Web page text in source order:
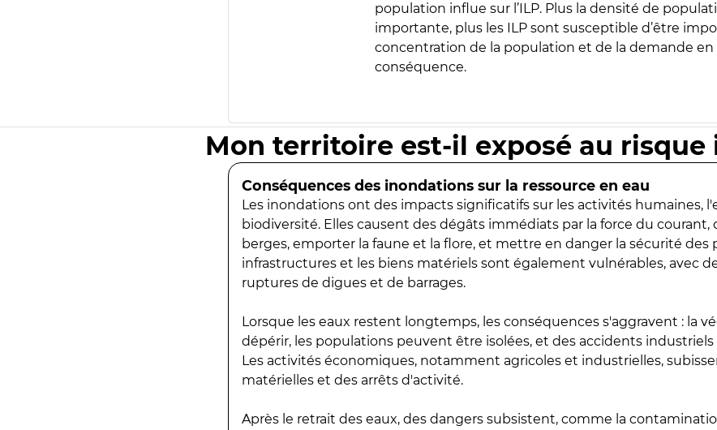
population influe sur l’ILP. Plus la densité de
importante, plus les ILP sont susceptible d’être
concentration de la population et de la demande en
conséquence.
Mon territoire est-il exposé au risque
Conséquences des inondations sur la ressource en eau
Les inondations ont des impacts significatifs sur les activités humaines,
biodiversité. Elles causent des dégâts immédiats par la force du courant,
berges, emporter la faune et la flore, et mettre en danger la sécurité des
infrastructures et les biens matériels sont également vulnérables, avec
ruptures de digues et de barrages.
Lorsque les eaux restent longtemps, les conséquences s'aggravent : la
dépérir, les populations peuvent être isolées, et des accidents
Les activités économiques, notamment agricoles et industrielles,
matérielles et des arrêts d'activité.
Après le retrait des eaux, des dangers subsistent, comme la